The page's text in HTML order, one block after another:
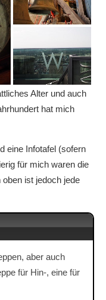
Alter und auch
hat mich
eine Infotafel (sofern
für mich waren die
ist jedoch jede
aber auch
für Hin-, eine für